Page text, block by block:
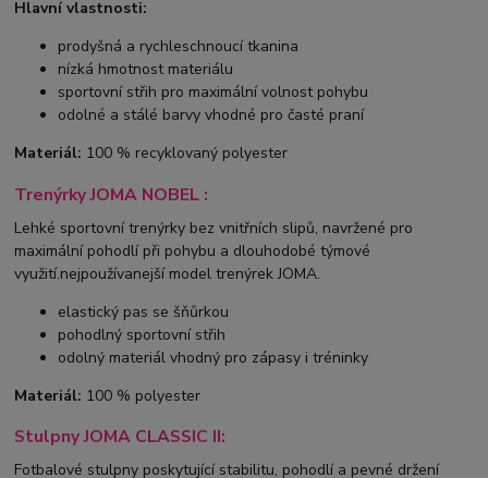
Hlavní vlastnosti:
prodyšná a rychleschnoucí tkanina
nízká hmotnost materiálu
sportovní střih pro maximální volnost pohybu
odolné a stálé barvy vhodné pro časté praní
Materiál: 100 % recyklovaný polyester
Trenýrky JOMA NOBEL :
Lehké sportovní trenýrky bez vnitřních slipů, navržené pro
maximální pohodlí při pohybu a dlouhodobé týmové
využití.nejpoužívanejší model trenýrek JOMA.
elastický pas se šňůrkou
pohodlný sportovní střih
odolný materiál vhodný pro zápasy i tréninky
Materiál: 100 % polyester
Stulpny JOMA CLASSIC II:
Fotbalové stulpny poskytující stabilitu, pohodlí a pevné držení